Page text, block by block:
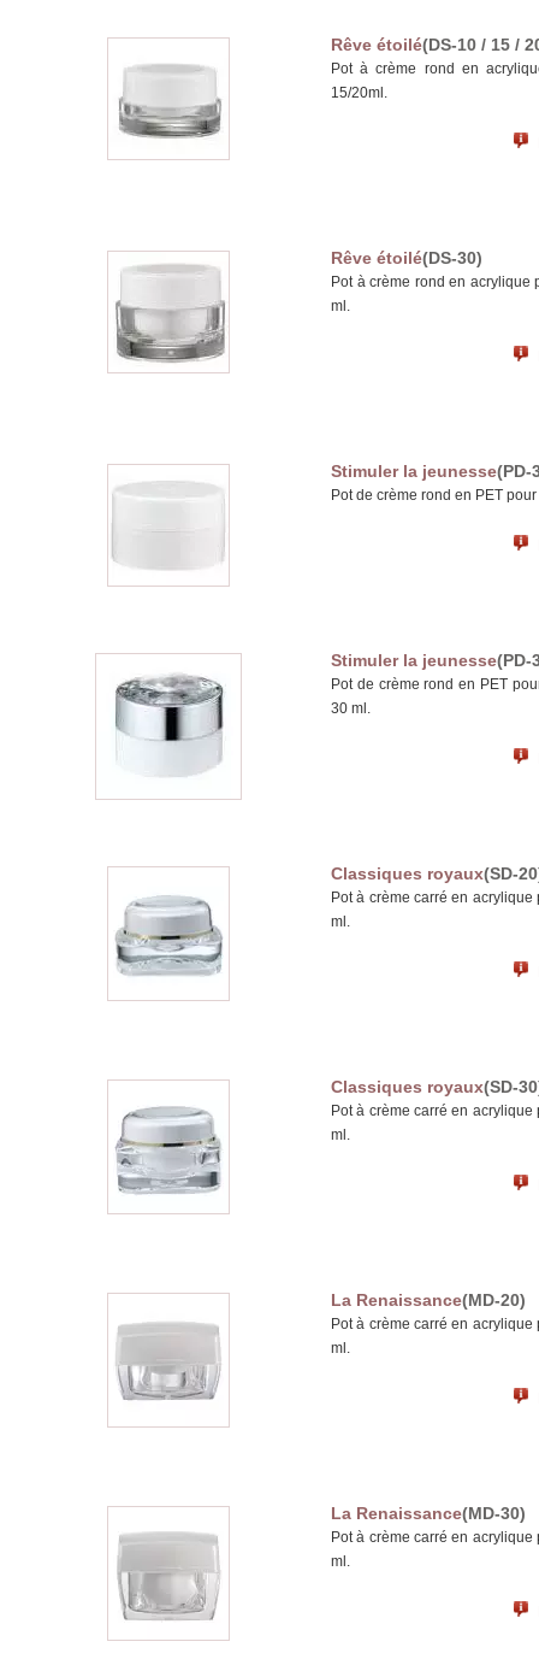
Rêve étoilé(DS-10 / 15 /
Pot à crème rond en
15/20ml.
Rêve étoilé(DS-30)
Pot à crème rond en
ml.
Stimuler la jeunesse(PD-
Pot de crème rond en PET
Stimuler la jeunesse(PD-
Pot de crème rond en PET
30 ml.
Classiques royaux(SD-
Pot à crème carré en
ml.
Classiques royaux(SD-
Pot à crème carré en
ml.
La Renaissance(MD-20)
Pot à crème carré en
ml.
La Renaissance(MD-30)
Pot à crème carré en
ml.